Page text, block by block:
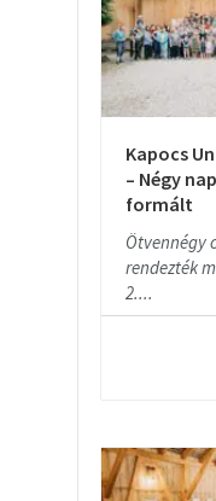
Kapocs
– Négy
formált
Ötvennégy
rendezték
2....